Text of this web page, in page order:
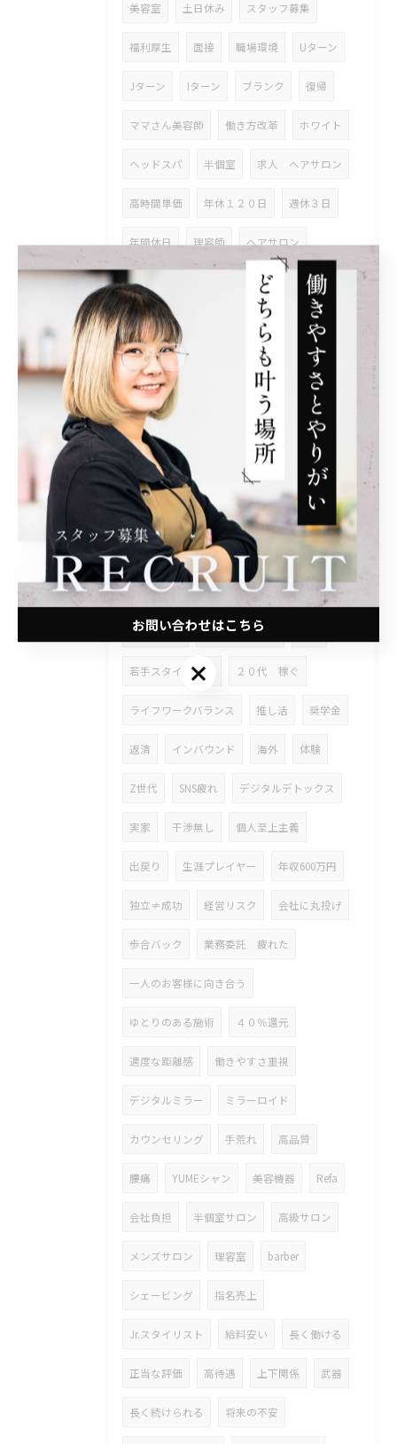
美容室 土日休み スタッフ募集
福利厚生 面接 職場環境 Uターン
Jターン Iターン ブランク 復帰
ママさん美容師 働き方改革 ホワイト
ヘッドスパ 半個室 求人 ヘアサロン
高時間単価 年休１２０日 週休３日
年間休日 理容師 ヘアサロン
マンツーマン 地方サロン 生産性
個性 転職 20代
フリーランス デメリット 30代
社会保険完備 業務委託
ライフスタイル 教育係
アシスタント指導 サービス残業
社会保険 ブランクOK 独立 地元
時短勤務 高還元 人間関係
ブルーオーシャン 勝ち組
雇われ店長 管理職 疲れた
若手スタイリスト ２０代 稼ぐ
ライフワークバランス 推し活 奨学金
返済 インバウンド 海外 体験
Z世代 SNS疲れ デジタルデトックス
実家 干渉無し 個人至上主義
出戻り 生涯プレイヤー 年収600万円
独立≠成功 経営リスク 会社に丸投げ
歩合バック 業務委託 疲れた
一人のお客様に向き合う
ゆとりのある施術 ４０％還元
適度な距離感 働きやすさ重視
デジタルミラー ミラーロイド
カウンセリング 手荒れ 高品質
腰痛 YUMEシャン 美容機器 Refa
会社負担 半個室サロン 高級サロン
メンズサロン 理容室 barber
シェービング 指名売上
Jr.スタイリスト 給料安い 長く働ける
正当な評価 高待遇 上下関係 武器
長く続けられる 将来の不安
お問い合わせはこちら
お問い合わせはこちら